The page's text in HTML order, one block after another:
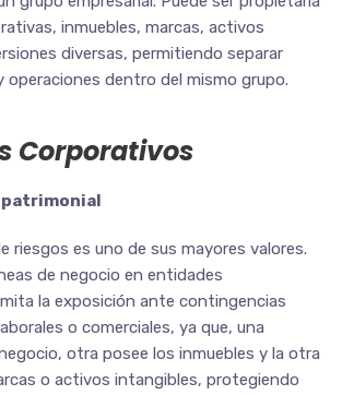
inmuebles, marcas, activos
diversas, permitiendo separar
operaciones dentro del mismo grupo.
Corporativos
riesgos es uno de sus mayores valores.
de negocio en entidades
la exposición ante contingencias
o comerciales, ya que, una
otra posee los inmuebles y la otra
o activos intangibles, protegiendo